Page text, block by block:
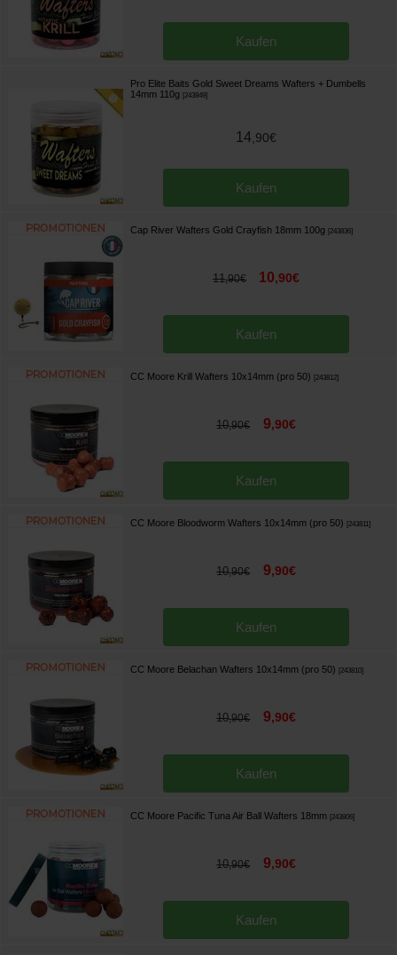
Kaufen
Pro Elite Baits Gold Sweet Dreams Wafters + Dumbells
14mm 110g [243849]
14 90€
Kaufen
Cap River Wafters Gold Crayfish 18mm 100g [243836]
11,90€ 10,90€
Kaufen
CC Moore Krill Wafters 10x14mm (pro 50) [243812]
10,90€ 9,90€
Kaufen
CC Moore Bloodworm Wafters 10x14mm (pro 50) [243811]
10,90€ 9,90€
Kaufen
CC Moore Belachan Wafters 10x14mm (pro 50) [243810]
10,90€ 9,90€
Kaufen
CC Moore Pacific Tuna Air Ball Wafters 18mm [243806]
10,90€ 9,90€
Kaufen